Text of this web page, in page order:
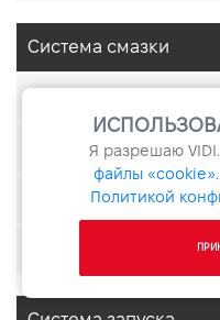
Система смазки
Yamaha Autolube
Сухой картер
Я разрешаю
файлы «cookie».
Политикой